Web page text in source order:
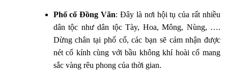
Phố cổ Đồng Văn: Đây là nơi hội tụ của rất nhiều
dân tộc như dân tộc Tày, Hoa, Mông, Nùng, ….
Dừng chân tại phố cổ, các bạn sẽ cảm nhận được
nét cổ kính cùng với bầu không khí hoài cổ mang
sắc vàng rêu phong của thời gian.